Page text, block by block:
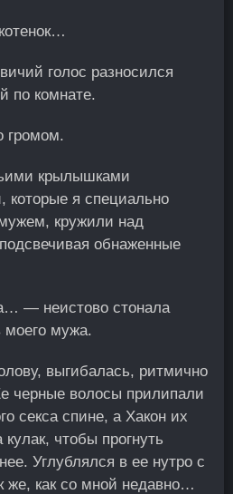
голос разносился
по комнате.
громом.
крылышками
которые я специально
кружили над
обнаженные
— неистово стонала
моего мужа.
выгибалась, ритмично
черные волосы прилипали
секса спине, а Хакон их
чтобы прогнуть
Углублялся в ее нутро с
же, как со мной недавно…